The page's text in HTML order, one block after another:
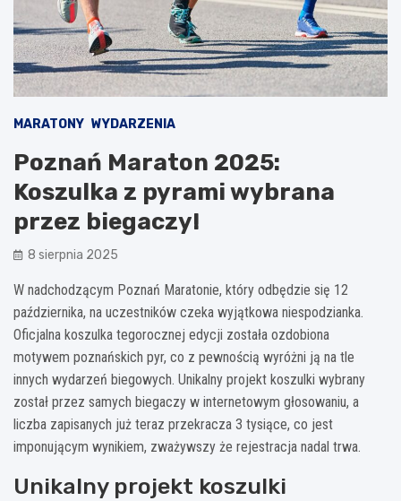
MARATONY WYDARZENIA
Poznań Maraton 2025:
Koszulka z pyrami wybrana
przez biegaczy!
8 sierpnia 2025
W nadchodzącym Poznań Maratonie, który odbędzie się 12
października, na uczestników czeka wyjątkowa niespodzianka.
Oficjalna koszulka tegorocznej edycji została ozdobiona
motywem poznańskich pyr, co z pewnością wyróżni ją na tle
innych wydarzeń biegowych. Unikalny projekt koszulki wybrany
został przez samych biegaczy w internetowym głosowaniu, a
liczba zapisanych już teraz przekracza 3 tysiące, co jest
imponującym wynikiem, zważywszy że rejestracja nadal trwa.
Unikalny projekt koszulki